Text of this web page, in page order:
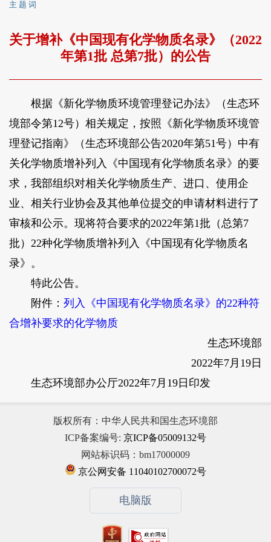
主 题 词
关于增补《中国现有化学物质名录》（2022
年第1批 总第7批）的公告
根据《新化学物质环境管理登记办法》（生态环
境部令第12号）相关规定，按照《新化学物质环境管
理登记指南》（生态环境部公告2020年第51号）中有
关化学物质增补列入《中国现有化学物质名录》的要
求，我部组织对相关化学物质生产、进口、使用企
业、相关行业协会及其他单位提交的申请材料进行了
审核和公示。现将符合要求的2022年第1批（总第7
批）22种化学物质增补列入《中国现有化学物质名
录》。
特此公告。
附件： 列入《中国现有化学物质名录》的22种符
合增补要求的化学物质
生态环境部
2022年7月19日
生态环境部办公厅2022年7月19日印发
版权所有：中华人民共和国生态环境部
ICP备案编号: 京ICP备05009132号
网站标识码：bm17000009
京公网安备 11040102700072号
电脑版